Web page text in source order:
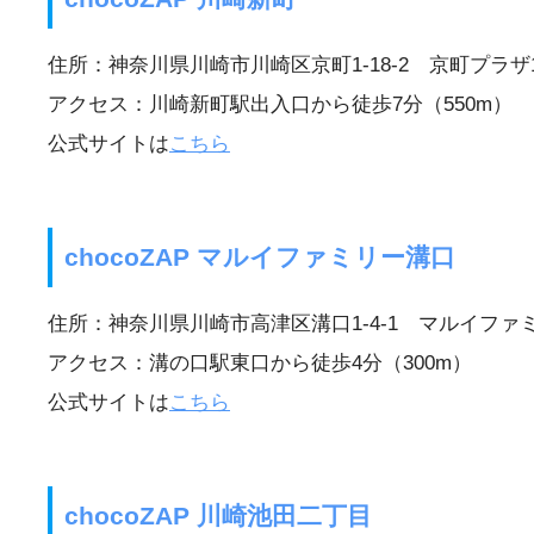
住所：神奈川県川崎市川崎区京町1-18-2 京町プラザ
アクセス：川崎新町駅出入口から徒歩7分（550m）
公式サイトはこちら
chocoZAP マルイファミリー溝口
住所：神奈川県川崎市高津区溝口1-4-1 マルイファ
アクセス：溝の口駅東口から徒歩4分（300m）
公式サイトはこちら
chocoZAP 川崎池田二丁目